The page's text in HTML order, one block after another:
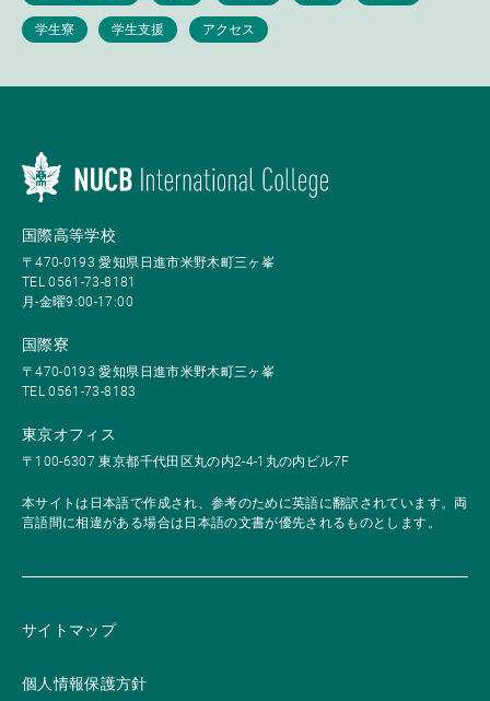
国際高等学校
〒470-0193 愛知県日進市米野木町三ヶ峯
TEL 0561-73-8181
月-金曜9:00-17:00
国際寮
〒470-0193 愛知県日進市米野木町三ヶ峯
TEL 0561-73-8183
東京オフィス
〒100-6307 東京都千代田区丸の内2-4-1丸の内ビル7F
本サイトは日本語で作成され、参考のために英語に翻訳されています。両
言語間に相違がある場合は日本語の文書が優先されるものとします。
サイトマップ
個人情報保護方針